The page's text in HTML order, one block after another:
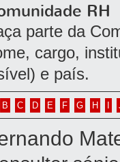
RH
parte da
cargo,
e país.
B C D E F G H